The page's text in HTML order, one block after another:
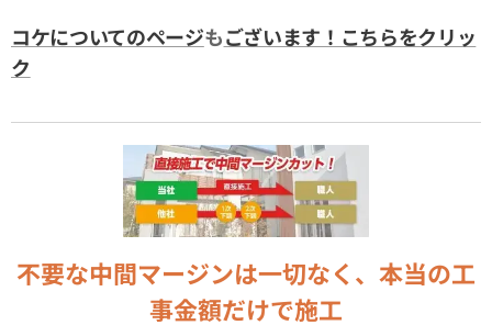
コケについてのページもございます！こちらをクリッ
ク
不要な中間マージンは一切なく、本当の工
事金額だけで施工